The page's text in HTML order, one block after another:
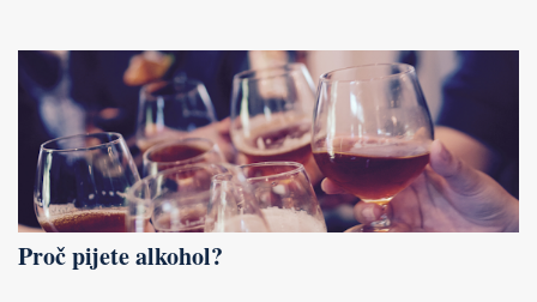
Proč pijete alkohol?